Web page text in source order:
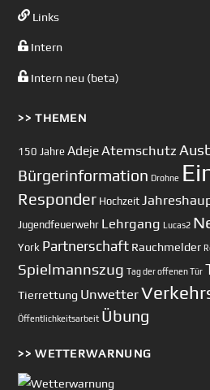
Links
Intern
Intern neu (beta)
>> THEMEN
150 Jahre AdejeAtemschutz
Bürgerinformation Drohne
Responder Hochzeit
Jugendfeuerwehr Lehrgang Lucas2
York Partnerschaft Rauchmelder
Spielmannszug Tag der offenen Tür
Tierrettung Unwetter
Öffentlichkeitsarbeit Übung
>> WETTERWARNUNG